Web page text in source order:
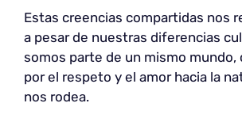
Estas creencias compartidas nos
a pesar de nuestras diferencias
somos parte de un mismo mundo,
por el respeto y el amor hacia la
nos rodea.